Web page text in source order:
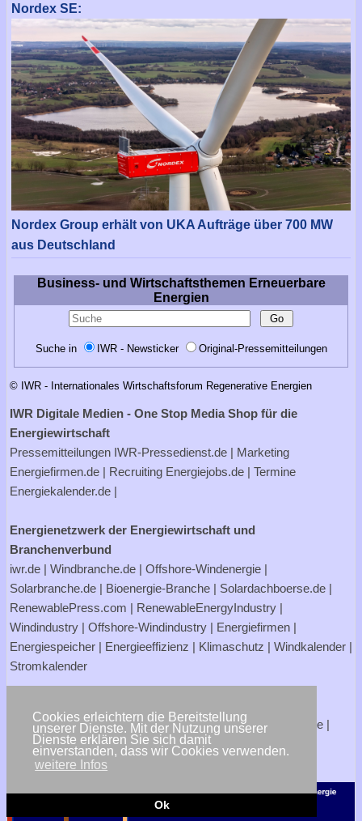
Cookies erleichtern die Bereitstellung
unserer Dienste. Mit der Nutzung unserer
Dienste erklären Sie sich damit
einverstanden, dass wir Cookies verwenden.
weitere Infos
Ok
Nordex SE:
Nordex Group erhält von UKA Aufträge über 700 MW
aus Deutschland
Business- und Wirtschaftsthemen Erneuerbare
Energien
Suche in IWR - Newsticker Original-Pressemitteilungen
© IWR - Internationales Wirtschaftsforum Regenerative Energien
IWR Digitale Medien - One Stop Media Shop für die
Energiewirtschaft
Pressemitteilungen IWR-Pressedienst.de | Marketing
Energiefirmen.de | Recruiting Energiejobs.de | Termine
Energiekalender.de |
Energienetzwerk der Energiewirtschaft und
Branchenverbund
iwr.de | Windbranche.de | Offshore-Windenergie |
Solarbranche.de | Bioenergie-Branche | Solardachboerse.de |
RenewablePress.com | RenewableEnergyIndustry |
Windindustry | Offshore-Windindustry | Energiefirmen |
Energiespeicher | Energieeffizienz | Klimaschutz | Windkalender |
Stromkalender
Strompreisrechner.de|Stromtarife.de|Solardachboerse.de |
Energiehandwerker.de
<< zurück